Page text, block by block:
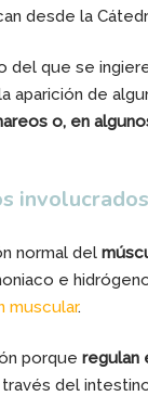
desde la
del que se
de
o, en
involucrados
normal del
e
muscular.
porque regulan
del